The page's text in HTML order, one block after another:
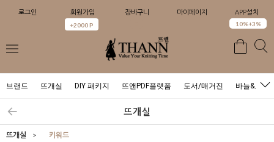
로그인 회원가입
+2000 P
장바구니 마이페이지 APP설치
10%+3%
브랜드 뜨개실 DIY 패키지 뜨앤PDF플랫폼 도서/매거진 바늘&도구
뜨개실
뜨개실 > 키워드